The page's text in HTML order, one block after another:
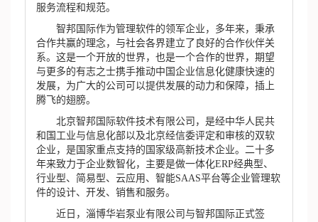
服务流程和规范。
智邦国际作为管理软件的领军企业，多年来，秉承
合作共赢的理念，与社会各界建立了良好的合作伙伴关
系。这是一个开放的世界，也是一个合作的世界，期望
与更多的有志之士携手推动中国企业信息化健康快速的
发展，为广大的公司可以提供发展的动力和保障，插上
腾飞的翅膀。
北京智邦国际软件技术有限公司，是经中华人民共
和国工业与信息化部以及北京经信委评定和审核的双软
企业，是国家重点支持的国家级高新技术企业。二十多
年来致力于企业数智化，主要是做一体化ERP经典型、
行业型、简易型、云应用、智能SAAS平台等企业管理软
件的设计、开发、销售和服务。
近日，淄博华岩泵业有限公司与智邦国际正式签